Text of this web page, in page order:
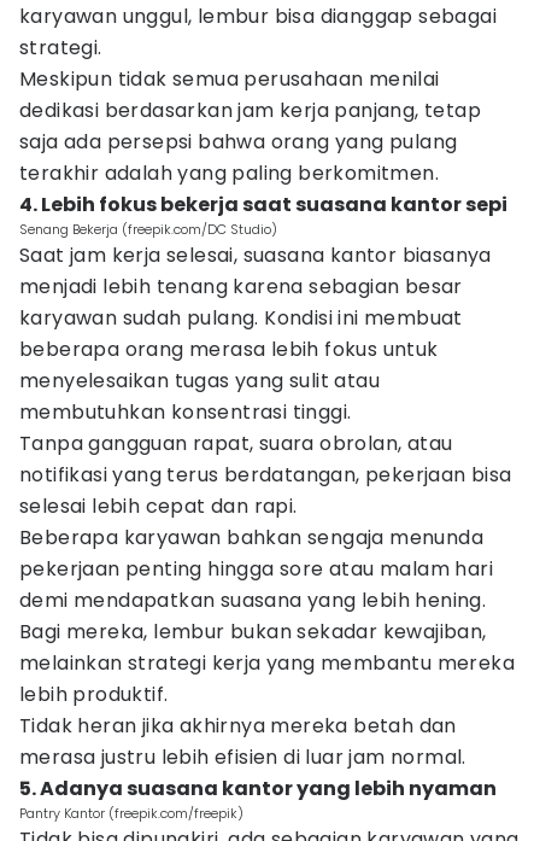
karyawan unggul, lembur bisa dianggap sebagai
strategi.
Meskipun tidak semua perusahaan menilai
dedikasi berdasarkan jam kerja panjang, tetap
saja ada persepsi bahwa orang yang pulang
terakhir adalah yang paling berkomitmen.
4. Lebih fokus bekerja saat suasana kantor sepi
Senang Bekerja (freepik.com/DC Studio)
Saat jam kerja selesai, suasana kantor biasanya
menjadi lebih tenang karena sebagian besar
karyawan sudah pulang. Kondisi ini membuat
beberapa orang merasa lebih fokus untuk
menyelesaikan tugas yang sulit atau
membutuhkan konsentrasi tinggi.
Tanpa gangguan rapat, suara obrolan, atau
notifikasi yang terus berdatangan, pekerjaan bisa
selesai lebih cepat dan rapi.
Beberapa karyawan bahkan sengaja menunda
pekerjaan penting hingga sore atau malam hari
demi mendapatkan suasana yang lebih hening.
Bagi mereka, lembur bukan sekadar kewajiban,
melainkan strategi kerja yang membantu mereka
lebih produktif.
Tidak heran jika akhirnya mereka betah dan
merasa justru lebih efisien di luar jam normal.
5. Adanya suasana kantor yang lebih nyaman
Pantry Kantor (freepik.com/freepik)